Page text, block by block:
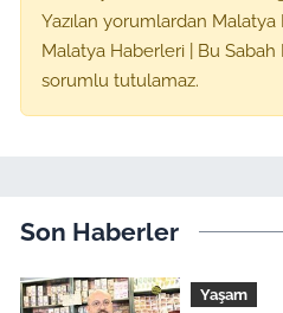
Yazılan yorumlardan Malatya
Malatya Haberleri | Bu
sorumlu tutulamaz.
Son Haberler
Yaşam